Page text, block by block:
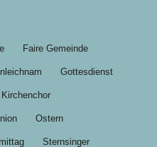
Faire Gemeinde
Gottesdienst
Kirchenchor
Ostern
Sternsinger